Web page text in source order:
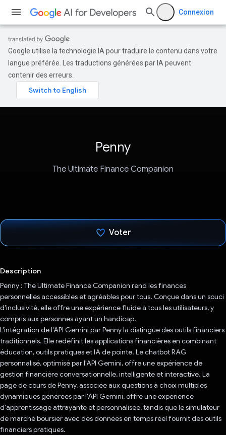
Connexion
Google utilise la technologie IA pour traduire le contenu dans votre
langue préférée. Les traductions générées par IA peuvent
contenir des erreurs.
Penny
The Ultimate Finance Companion
Voter
Description
Penny : The Ultimate Finance Companion rend les finances
personnelles accessibles et agréables pour tous. Conçue dans un souci
d'inclusivité, elle offre une expérience fluide à tous les utilisateurs, y
compris aux personnes ayant un handicap.
L'intégration de l'API Gemini par Penny la distingue des outils financiers
traditionnels. Elle redéfinit les applications financières en combinant
éducation, outils pratiques et IA de pointe. Le chatbot RAG
personnalisé, optimisé par l'API Gemini, offre une expérience de
gestion financière conversationnelle, intelligente et interactive. La
page de cours de Penny, associée aux questions à choix multiples
dynamiques générées par l'API Gemini, offre une expérience
d'apprentissage attrayante et personnalisée, tandis que le simulateur
de marché boursier avec des données en temps réel fournit des outils
financiers pratiques.